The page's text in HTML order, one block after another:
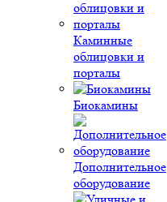
Каминные
облицовки и
порталы
Биокамины
Дополнительное
оборудование